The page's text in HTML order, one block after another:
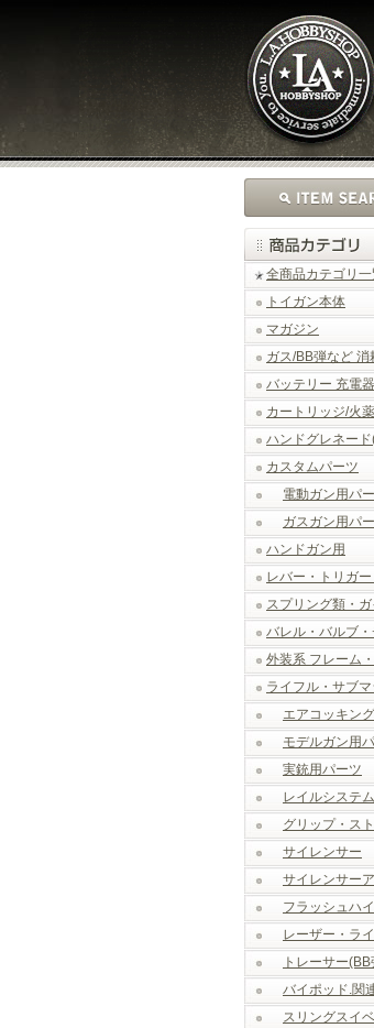
全商品カテゴリ
トイガン本体
マガジン
ガス/BB弾など 消
バッテリー 充電
カートリッジ/火薬
ハンドグレネー
カスタムパーツ
電動ガン用パ
ガスガン用パ
ハンドガン用
レバー・トリガ
スプリング類・
バレル・バルブ
外装系 フレーム
ライフル・サブ
エアコッキン
モデルガン用
実銃用パーツ
レイルシステ
グリップ・ス
サイレンサー
サイレンサー
フラッシュハ
レーザー・ラ
トレーサー
バイポッド.関
スリングスイ